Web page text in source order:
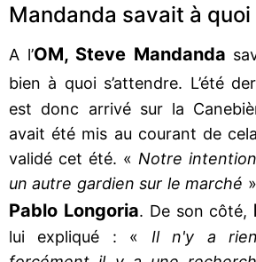
Mandanda savait à
A l’OM, Steve Mandanda
bien à quoi s’attendre. L’été
est donc arrivé sur la
avait été mis au courant de
validé cet été. « Notre
un autre gardien sur le marché
Pablo Longoria. De son côté,
lui expliqué : « Il n'y a rien